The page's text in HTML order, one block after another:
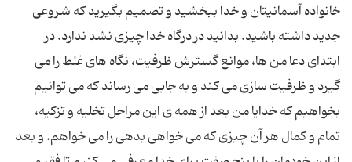
خانواده آسمانیتان و خدا ببخشید و تصمیم بگیرید که شروعی
جدید داشته باشید. بدانید در درگاه خدا چیزی نشد ندارد. در
ابتدای دعا من ها، موانع گسترش ظرفیت، نگاه های غلط را می
گیرد و ظرفیت سازی می کند و به جایی می رساند که می توانیم
بخواهیم که خدایا من بعد از همه ی این مراحل تخلیه و تزکیه،
تمام و کمال هر آن چیزی که می خواهی بدهی را می خواهم. و بعد